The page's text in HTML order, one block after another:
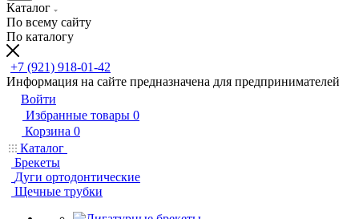
Каталог
По всему сайту
По каталогу
+7 (921) 918-01-42
Информация на сайте предназначена для предпринимателей
Войти
Избранные товары 0
Корзина 0
Каталог
Брекеты
Дуги ортодонтические
Щечные трубки